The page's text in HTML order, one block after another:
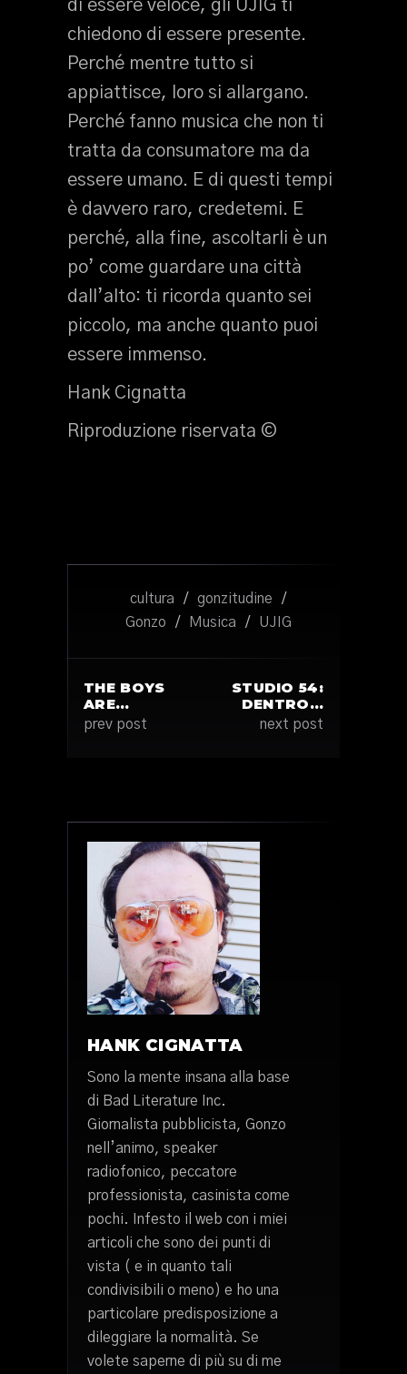
di essere veloce, gli UJIG ti
chiedono di essere presente.
Perché mentre tutto si
appiattisce, loro si allargano.
Perché fanno musica che non ti
tratta da consumatore ma da
essere umano. E di questi tempi
è davvero raro, credetemi. E
perché, alla fine, ascoltarli è un
po’ come guardare una città
dall’alto: ti ricorda quanto sei
piccolo, ma anche quanto puoi
essere immenso.
Hank Cignatta
Riproduzione riservata ©
cultura / gonzitudine
/
Gonzo
/ Musica / UJIG
THE BOYS
ARE…
prev post
STUDIO 54:
DENTRO…
next post
HANK CIGNATTA
Sono la mente insana alla base
di Bad Literature Inc.
Giornalista pubblicista, Gonzo
nell’animo, speaker
radiofonico, peccatore
professionista, casinista come
pochi. Infesto il web con i miei
articoli che sono dei punti di
vista ( e in quanto tali
condivisibili o meno) e ho una
particolare predisposizione a
dileggiare la normalità. Se
volete saperne di più su di me